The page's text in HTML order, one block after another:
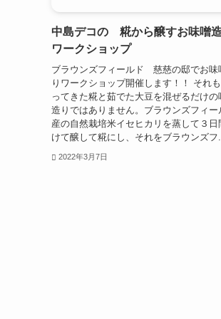
中島デコの 糀から醸すお味噌
ワークショップ
ブラウンズフィールド 慈慈の邸でお味
りワークショップ開催します！！ それ
ってきた糀と茹でた大豆を混ぜるだけの
造りではありません。ブラウンズフィー
産の自然栽培米イセヒカリを蒸して３日
けて醸して糀にし、それをブラウンズフ...
2022年3月7日